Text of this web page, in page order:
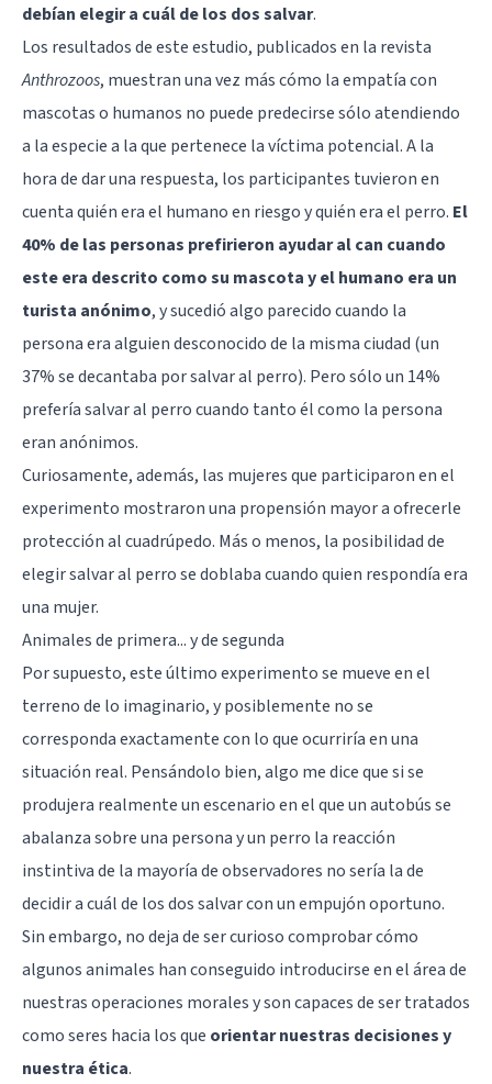
debían elegir a cuál de los dos salvar.
Los resultados de este estudio, publicados en la revista
Anthrozoos, muestran una vez más cómo la empatía con
mascotas o humanos no puede predecirse sólo atendiendo
a la especie a la que pertenece la víctima potencial. A la
hora de dar una respuesta, los participantes tuvieron en
cuenta quién era el humano en riesgo y quién era el perro. El
40% de las personas prefirieron ayudar al can cuando
este era descrito como su mascota y el humano era un
turista anónimo, y sucedió algo parecido cuando la
persona era alguien desconocido de la misma ciudad (un
37% se decantaba por salvar al perro). Pero sólo un 14%
prefería salvar al perro cuando tanto él como la persona
eran anónimos.
Curiosamente, además, las mujeres que participaron en el
experimento mostraron una propensión mayor a ofrecerle
protección al cuadrúpedo. Más o menos, la posibilidad de
elegir salvar al perro se doblaba cuando quien respondía era
una mujer.
Animales de primera... y de segunda
Por supuesto, este último experimento se mueve en el
terreno de lo imaginario, y posiblemente no se
corresponda exactamente con lo que ocurriría en una
situación real. Pensándolo bien, algo me dice que si se
produjera realmente un escenario en el que un autobús se
abalanza sobre una persona y un perro la reacción
instintiva de la mayoría de observadores no sería la de
decidir a cuál de los dos salvar con un empujón oportuno.
Sin embargo, no deja de ser curioso comprobar cómo
algunos animales han conseguido introducirse en el área de
nuestras operaciones morales y son capaces de ser tratados
como seres hacia los que orientar nuestras decisiones y
nuestra ética.